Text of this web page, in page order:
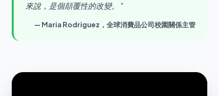
來說，是個顛覆性的改變。"
— Maria Rodriguez，全球消費品公司校園關係主管